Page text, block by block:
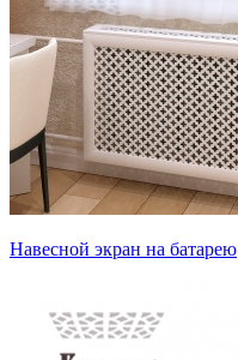
Навесной экран на батарею